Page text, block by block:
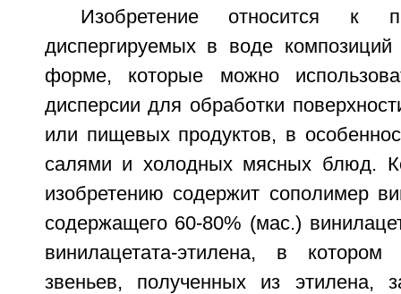
Изобретение относится к
диспергируемых в воде
форме, которые можно
дисперсии для обработки
или пищевых продуктов, в
салями и холодных мясных блюд.
изобретению содержит сополимер
содержащего 60-80% (мас.)
винилацетата-этилена, в
звеньев, полученных из этилена,